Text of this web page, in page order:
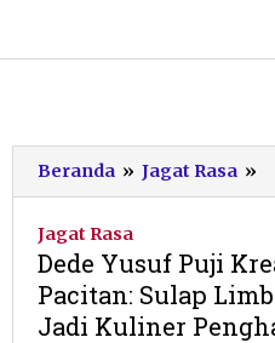
konten
Beranda » Jagat Rasa »
Jagat Rasa
Dede Yusuf Puji
Pacitan: Sulap
Jadi Kuliner